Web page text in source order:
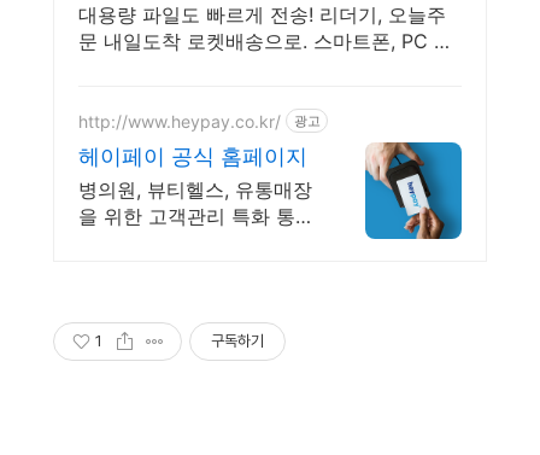
대용량 파일도 빠르게 전송! 리더기, 오늘주
문 내일도착 로켓배송으로. 스마트폰, PC 멀
http://www.heypay.co.kr/ 광고
헤이페이 공식 홈페이지
병의원, 뷰티헬스, 유통매장
을 위한 고객관리 특화 통합
1 구독하기